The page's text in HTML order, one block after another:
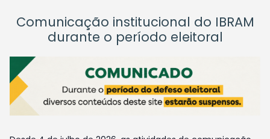
Comunicação institucional do IBRAM
durante o período eleitoral